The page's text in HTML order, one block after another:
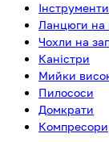
Інструменти
Ланцюги на
Чохли на
Каністри
Мийки
Пилососи
Домкрати
Компресори